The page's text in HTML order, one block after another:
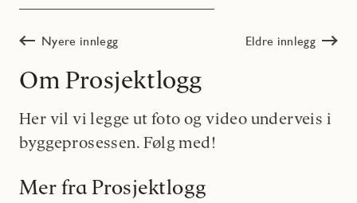
Nyere innlegg Eldre innlegg
Om Prosjektlogg
Her vil vi legge ut foto og video underveis i
byggeprosessen. Følg med!
Mer fra Prosjektlogg